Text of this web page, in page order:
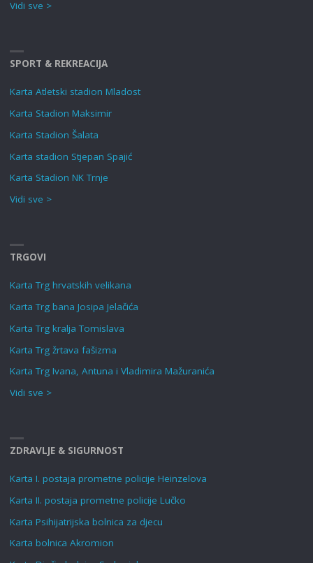
Vidi sve >
SPORT & REKREACIJA
Karta Atletski stadion Mladost
Karta Stadion Maksimir
Karta Stadion Šalata
Karta stadion Stjepan Spajić
Karta Stadion NK Trnje
Vidi sve >
TRGOVI
Karta Trg hrvatskih velikana
Karta Trg bana Josipa Jelačića
Karta Trg kralja Tomislava
Karta Trg žrtava fašizma
Karta Trg Ivana, Antuna i Vladimira Mažuranića
Vidi sve >
ZDRAVLJE & SIGURNOST
Karta I. postaja prometne policije Heinzelova
Karta II. postaja prometne policije Lučko
Karta Psihijatrijska bolnica za djecu
Karta bolnica Akromion